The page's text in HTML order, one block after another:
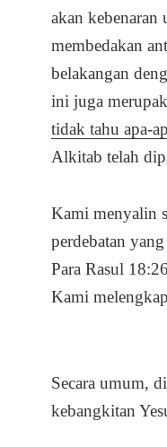
akan
membedakan
belakangan
ini juga
tidak tahu apa-
Alkitab telah
Kami menyalin
perdebatan
Para Rasul
Kami
Secara umum,
kebangkitan